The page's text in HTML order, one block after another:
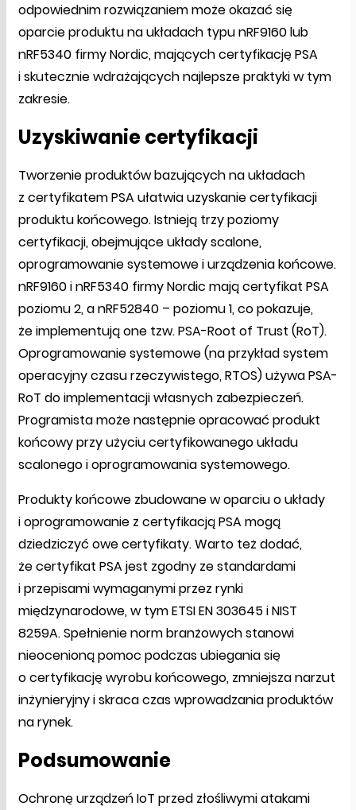
odpowiednim rozwiązaniem może okazać się
oparcie produktu na układach typu nRF9160 lub
nRF5340 firmy Nordic, mających certyfikację PSA
i skutecznie wdrażających najlepsze praktyki w tym
zakresie.
Uzyskiwanie certyfikacji
Tworzenie produktów bazujących na układach
z certyfikatem PSA ułatwia uzyskanie certyfikacji
produktu końcowego. Istnieją trzy poziomy
certyfikacji, obejmujące układy scalone,
oprogramowanie systemowe i urządzenia końcowe.
nRF9160 i nRF5340 firmy Nordic mają certyfikat PSA
poziomu 2, a nRF52840 – poziomu 1, co pokazuje,
że implementują one tzw. PSA-Root of Trust (RoT).
Oprogramowanie systemowe (na przykład system
operacyjny czasu rzeczywistego, RTOS) używa PSA-
RoT do implementacji własnych zabezpieczeń.
Programista może następnie opracować produkt
końcowy przy użyciu certyfikowanego układu
scalonego i oprogramowania systemowego.
Produkty końcowe zbudowane w oparciu o układy
i oprogramowanie z certyfikacją PSA mogą
dziedziczyć owe certyfikaty. Warto też dodać,
że certyfikat PSA jest zgodny ze standardami
i przepisami wymaganymi przez rynki
międzynarodowe, w tym ETSI EN 303645 i NIST
8259A. Spełnienie norm branżowych stanowi
nieocenioną pomoc podczas ubiegania się
o certyfikację wyrobu końcowego, zmniejsza narzut
inżynieryjny i skraca czas wprowadzania produktów
na rynek.
Podsumowanie
Ochronę urządzeń IoT przed złośliwymi atakami